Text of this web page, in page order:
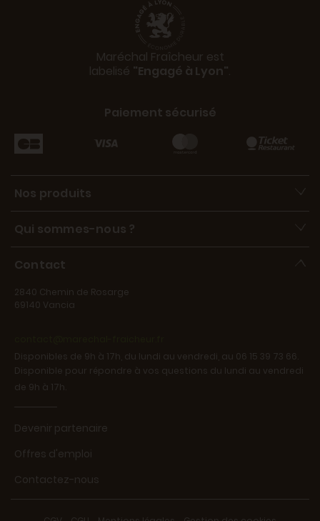
Maréchal Fraîcheur est
labelisé "Engagé à Lyon".
Paiement sécurisé
Nos produits
Qui sommes-nous ?
Contact
2840 Chemin de Rosarge
69140 Vancia
Disponibles de 9h à 17h, du lundi au vendredi, au 06 15 39 73 66.
Disponible pour répondre à vos questions du lundi au vendredi
de 9h à 17h.
Devenir partenaire
Offres d'emploi
Contactez-nous